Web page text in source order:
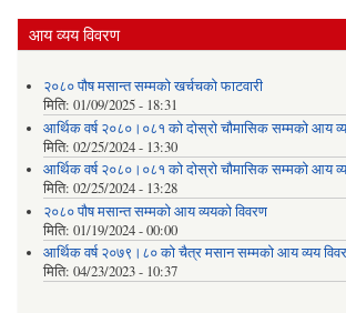
आय व्यय विवरण
२०८० पौष मसान्त सम्मको खर्चचको फाटवारी
मिति: 01/09/2025 - 18:31
आर्थिक वर्ष २०८०।०८१ को दोस्रो चौमासिक सम्मको आय
मिति: 02/25/2024 - 13:30
आर्थिक वर्ष २०८०।०८१ को दोस्रो चौमासिक सम्मको आय
मिति: 02/25/2024 - 13:28
२०८० पौष मसान्त सम्मको आय व्ययको विवरण
मिति: 01/19/2024 - 00:00
आर्थिक वर्ष २०७९।८० को चैत्र मसान सम्मको आय व्यय
मिति: 04/23/2023 - 10:37